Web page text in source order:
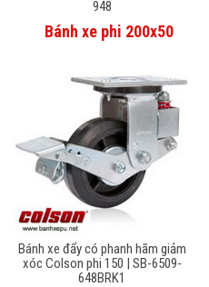
948
Bánh xe phi 200x50
Bánh xe đẩy có phanh hãm giảm
xóc Colson phi 150 | SB-6509-
648BRK1